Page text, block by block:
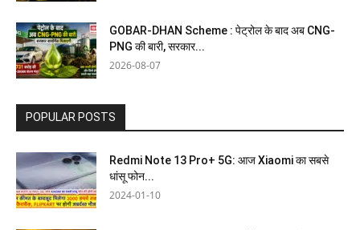
GOBAR-DHAN Scheme : पेट्रोल के बाद अब CNG-
PNG की बारी, सरकार...
2026-08-07
POPULAR POSTS
Redmi Note 13 Pro+ 5G: आज Xiaomi का सबसे
धांसू फोन...
2024-01-10